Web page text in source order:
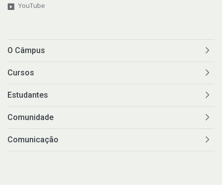
YouTube
O Câmpus
Cursos
Estudantes
Comunidade
Comunicação